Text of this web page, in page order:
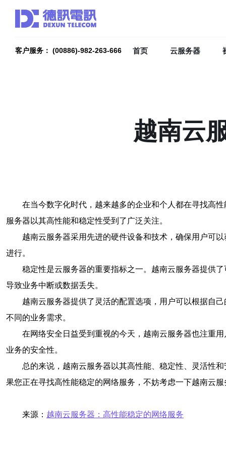
客户服务： (00886)-982-263-666 首页 云服务器
越南云
在当今数字化时代，越来越多的企业和个人都在寻找高
服务器以其高性能和稳定性受到了广泛关注。
越南云服务器采用先进的硬件设备和技术，确保用户可
进行。
稳定性是云服务器的重要指标之一。越南云服务器提供
导致业务中断或数据丢失。
越南云服务器提供了灵活的配置选项，用户可以根据自
不同的业务需求。
在网络安全日益受到重视的今天，越南云服务器也注重
业务的安全性。
总的来说，越南云服务器以其高性能、稳定性、灵活性
果您正在寻找高性能稳定的网络服务，不妨考虑一下越南云服
来源： 越南云服务器：高性能稳定的网络服务